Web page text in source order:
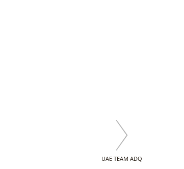
UAE TEAM ADQ